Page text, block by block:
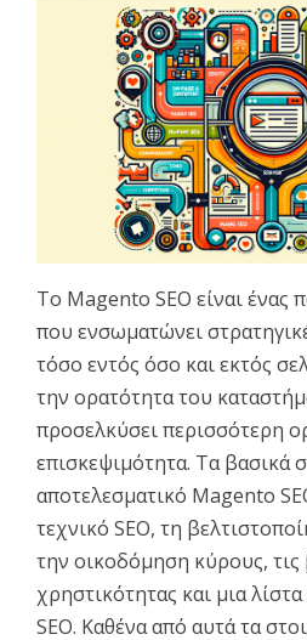
Το Magento SEO είναι ένας
που ενσωματώνει
τόσο εντός όσο και εκτός
την ορατότητα του
προσελκύσει περισσότερη
επισκεψιμότητα. Τα βασικά
αποτελεσματικό Magento
τεχνικό SEO, τη
την οικοδόμηση κύρους, τις
χρηστικότητας και μια
SEO. Καθένα από αυτά τα